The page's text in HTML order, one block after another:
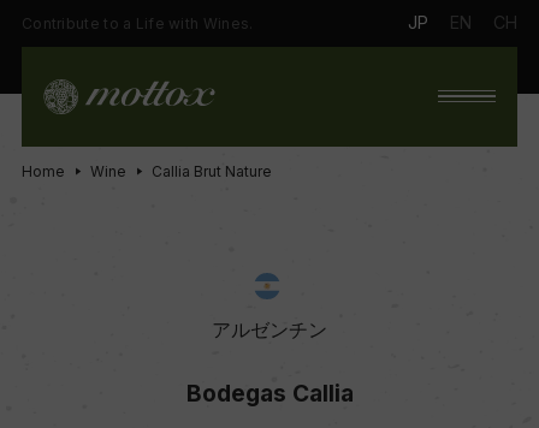
Contribute to a Life with Wines. JP EN CH
Home Wine Callia Brut Nature
アルゼンチン
Bodegas Callia